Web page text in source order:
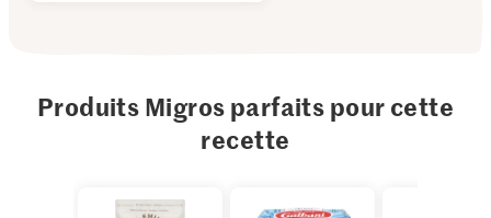
Produits Migros parfaits pour cette
recette